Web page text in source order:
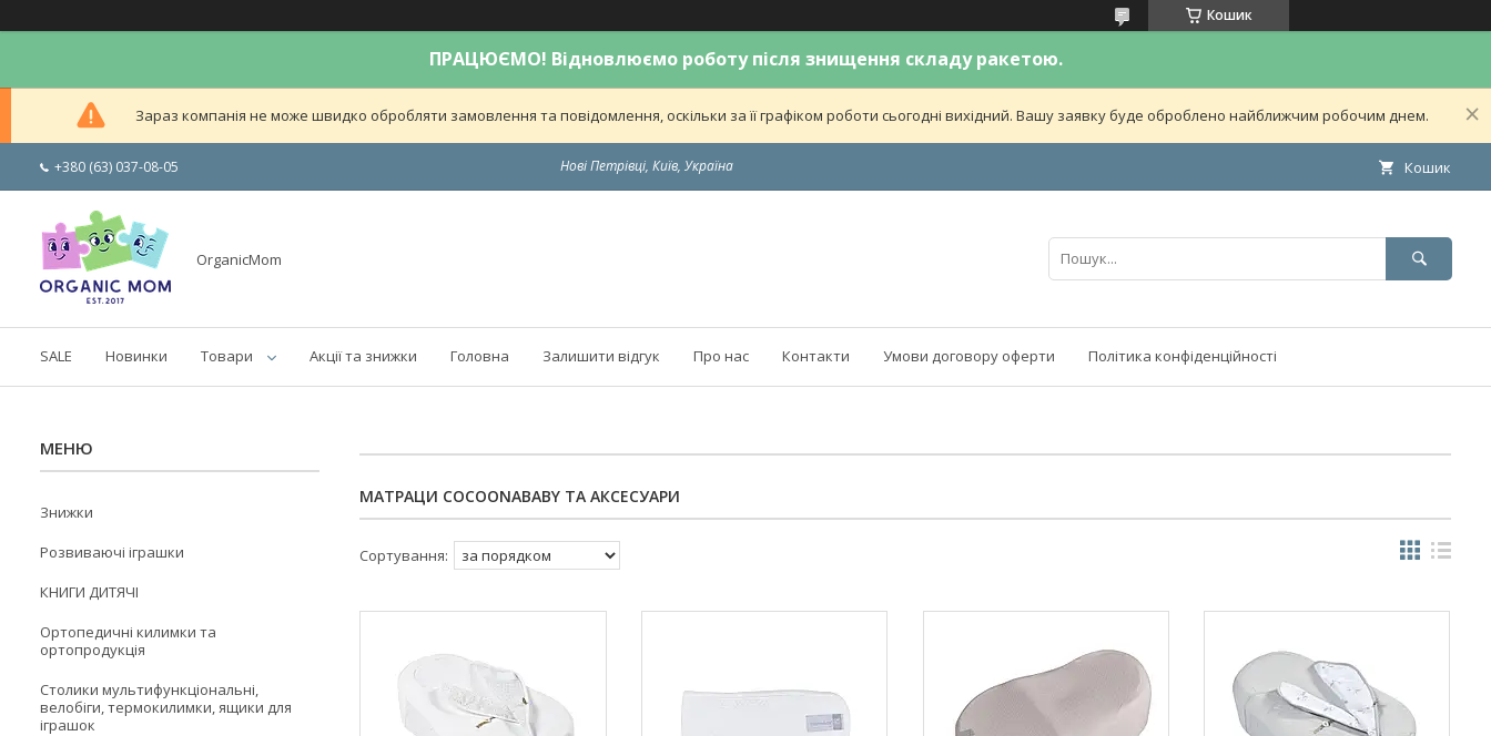
Кошик
ПРАЦЮЄМО! Відновлюємо роботу після знищення складу ракетою.
Зараз компанія не може швидко обробляти замовлення та повідомлення, оскільки за її графіком роботи сьогодні вихідний. Вашу заявку буде оброблено найближчим робочим днем.
+380 (63) 037-08-05 Нові Петрівці, Київ, Україна Кошик
OrganicMom
SALE Новинки Товари Акції та знижки Головна Залишити відгук Про нас Контакти Умови договору оферти Політика конфіденційності
МАТРАЦИ COCOONABABY ТА АКСЕСУАРИ
Знижки
Розвиваючі іграшки
КНИГИ ДИТЯЧІ
Ортопедичні килимки та
ортопродукція
Столики мультифункціональні,
велобіги, термокилимки, ящики для
іграшок